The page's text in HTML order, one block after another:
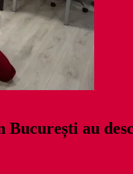
București au